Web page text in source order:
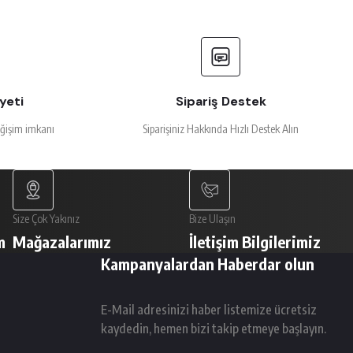
imkanı
Sipariş Destek
Siparişiniz Hakkında Hızlı Destek Alın
Size Çok Yakınız
Mağazalarımız
Bize Ulaşın
İletişim Bilgilerimiz
Kampanyalardan Haberdar olun
E-Mail adresinizi haber listemize ücretsiz
kaydedin, hemen bizi takip etmeye başlayın.